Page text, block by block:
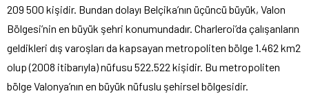
209 500 kişidir. Bundan dolayı Belçika’nın üçüncü büyük, Valon
Bölgesi’nin en büyük şehri konumundadır. Charleroi’da çalışanların
geldikleri dış varoşları da kapsayan metropoliten bölge 1.462 km2
olup (2008 itibarıyla) nüfusu 522.522 kişidir. Bu metropoliten
bölge Valonya’nın en büyük nüfuslu şehirsel bölgesidir.